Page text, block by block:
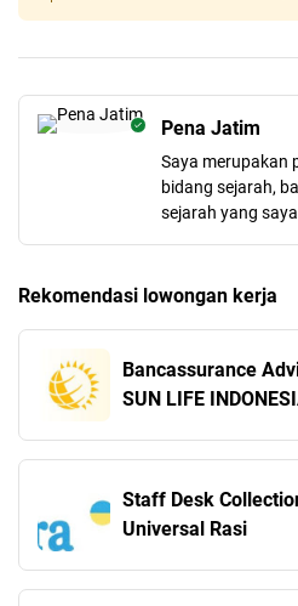
Pena Jatim
Saya merupakan
bidang sejarah,
sejarah yang
Rekomendasi lowongan kerja
Bancassurance
SUN LIFE
Staff Desk
Universal Rasi